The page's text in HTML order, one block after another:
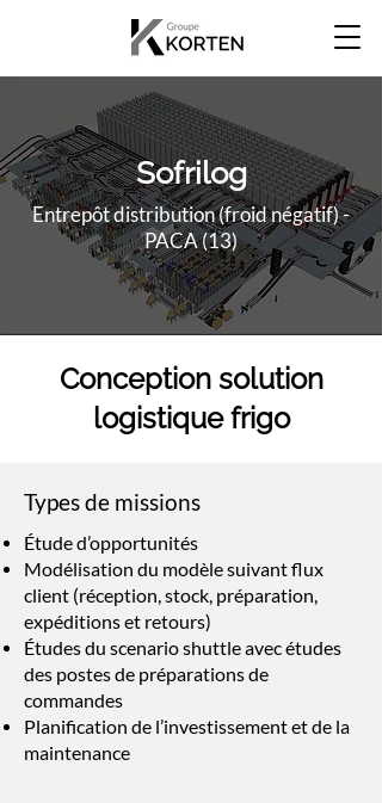
Sofrilog
Entrepôt distribution (froid négatif) -
PACA (13)
Conception solution
logistique frigo
Types de missions
Étude d’opportunités
Modélisation du modèle suivant flux
client (réception, stock, préparation,
expéditions et retours)
Études du scenario shuttle avec études
des postes de préparations de
commandes
Planification de l’investissement et de la
maintenance